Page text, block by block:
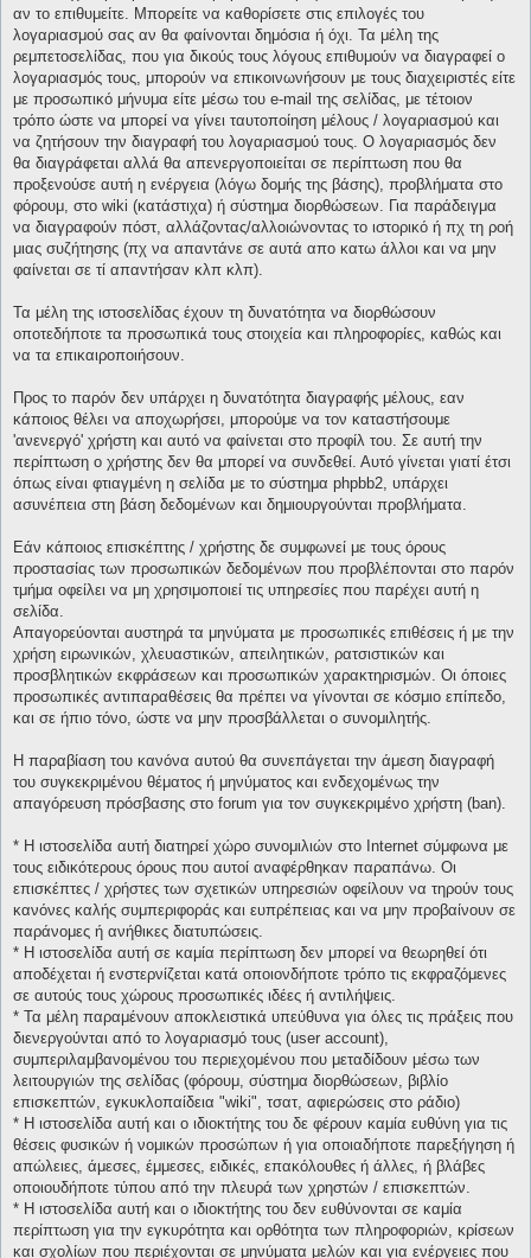
αν το επιθυμείτε. Μπορείτε να καθορίσετε στις επιλογές του
λογαριασμού σας αν θα φαίνονται δημόσια ή όχι. Τα μέλη της
ρεμπετοσελίδας, που για δικούς τους λόγους επιθυμούν να διαγραφεί ο
λογαριασμός τους, μπορούν να επικοινωνήσουν με τους διαχειριστές είτε
με προσωπικό μήνυμα είτε μέσω του e-mail της σελίδας, με τέτοιον
τρόπο ώστε να μπορεί να γίνει ταυτοποίηση μέλους / λογαριασμού και
να ζητήσουν την διαγραφή του λογαριασμού τους. Ο λογαριασμός δεν
θα διαγράφεται αλλά θα απενεργοποιείται σε περίπτωση που θα
προξενούσε αυτή η ενέργεια (λόγω δομής της βάσης), προβλήματα στο
φόρουμ, στο wiki (κατάστιχα) ή σύστημα διορθώσεων. Για παράδειγμα
να διαγραφούν πόστ, αλλάζοντας/αλλοιώνοντας το ιστορικό ή πχ τη ροή
μιας συζήτησης (πχ να απαντάνε σε αυτά απο κατω άλλοι και να μην
φαίνεται σε τί απαντήσαν κλπ κλπ).
Τα μέλη της ιστοσελίδας έχουν τη δυνατότητα να διορθώσουν
οποτεδήποτε τα προσωπικά τους στοιχεία και πληροφορίες, καθώς και
να τα επικαιροποιήσουν.
Προς το παρόν δεν υπάρχει η δυνατότητα διαγραφής μέλους, εαν
κάποιος θέλει να αποχωρήσει, μπορούμε να τον καταστήσουμε
'ανενεργό' χρήστη και αυτό να φαίνεται στο προφίλ του. Σε αυτή την
περίπτωση ο χρήστης δεν θα μπορεί να συνδεθεί. Αυτό γίνεται γιατί έτσι
όπως είναι φτιαγμένη η σελίδα με το σύστημα phpbb2, υπάρχει
ασυνέπεια στη βάση δεδομένων και δημιουργούνται προβλήματα.
Εάν κάποιος επισκέπτης / χρήστης δε συμφωνεί με τους όρους
προστασίας των προσωπικών δεδομένων που προβλέπονται στο παρόν
τμήμα οφείλει να μη χρησιμοποιεί τις υπηρεσίες που παρέχει αυτή η
σελίδα.
Απαγορεύονται αυστηρά τα μηνύματα με προσωπικές επιθέσεις ή με την
χρήση ειρωνικών, χλευαστικών, απειλητικών, ρατσιστικών και
προσβλητικών εκφράσεων και προσωπικών χαρακτηρισμών. Οι όποιες
προσωπικές αντιπαραθέσεις θα πρέπει να γίνονται σε κόσμιο επίπεδο,
και σε ήπιο τόνο, ώστε να μην προσβάλλεται ο συνομιλητής.
Η παραβίαση του κανόνα αυτού θα συνεπάγεται την άμεση διαγραφή
του συγκεκριμένου θέματος ή μηνύματος και ενδεχομένως την
απαγόρευση πρόσβασης στο forum για τον συγκεκριμένο χρήστη (ban).
* H ιστοσελίδα αυτή διατηρεί χώρο συνομιλιών στο Internet σύμφωνα με
τους ειδικότερους όρους που αυτοί αναφέρθηκαν παραπάνω. Οι
επισκέπτες / χρήστες των σχετικών υπηρεσιών οφείλουν να τηρούν τους
κανόνες καλής συμπεριφοράς και ευπρέπειας και να μην προβαίνουν σε
παράνομες ή ανήθικες διατυπώσεις.
* H ιστοσελίδα αυτή σε καμία περίπτωση δεν μπορεί να θεωρηθεί ότι
αποδέχεται ή ενστερνίζεται κατά οποιονδήποτε τρόπο τις εκφραζόμενες
σε αυτούς τους χώρους προσωπικές ιδέες ή αντιλήψεις.
* Τα μέλη παραμένουν αποκλειστικά υπεύθυνα για όλες τις πράξεις που
διενεργούνται από το λογαριασμό τους (user account),
συμπεριλαμβανομένου του περιεχομένου που μεταδίδουν μέσω των
λειτουργιών της σελίδας (φόρουμ, σύστημα διορθώσεων, βιβλίο
επισκεπτών, εγκυκλοπαίδεια "wiki", τσατ, αφιερώσεις στο ράδιο)
* H ιστοσελίδα αυτή και ο ιδιοκτήτης του δε φέρουν καμία ευθύνη για τις
θέσεις φυσικών ή νομικών προσώπων ή για οποιαδήποτε παρεξήγηση ή
απώλειες, άμεσες, έμμεσες, ειδικές, επακόλουθες ή άλλες, ή βλάβες
οποιουδήποτε τύπου από την πλευρά των χρηστών / επισκεπτών.
* H ιστοσελίδα αυτή και ο ιδιοκτήτης του δεν ευθύνονται σε καμία
περίπτωση για την εγκυρότητα και ορθότητα των πληροφοριών, κρίσεων
και σχολίων που περιέχονται σε μηνύματα μελών και για ενέργειες που